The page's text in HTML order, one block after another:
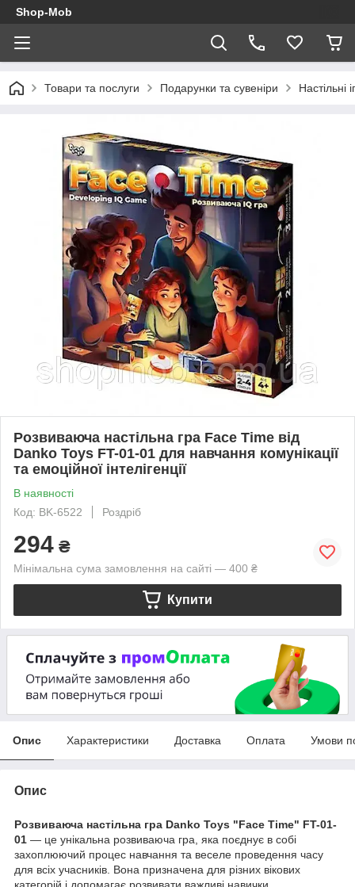
Shop-Mob
Товари та послуги Подарунки та сувеніри Настільні
Розвиваюча настільна гра Face Time від
Danko Toys FT-01-01 для навчання комунікації
та емоційної інтелігенції
В наявності
Код: BK-6522
Роздріб
294 ₴
Мінімальна сума замовлення на сайті — 400 ₴
Купити
Опис Характеристики Доставка Оплата Умови
Опис
Розвиваюча настільна гра Danko Toys "Face Time" FT-01-
01 — це унікальна розвиваюча гра, яка поєднує в собі
захоплюючий процес навчання та веселе проведення часу
для всіх учасників. Вона призначена для різних вікових